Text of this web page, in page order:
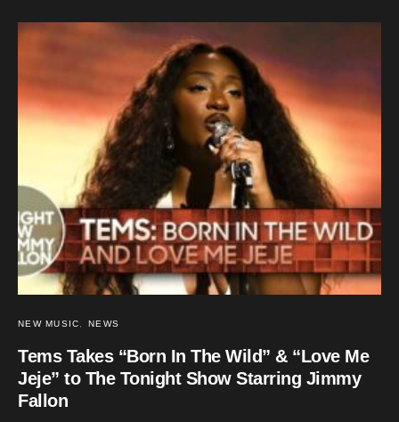
NEW MUSIC NEWS
Tems Takes “Born In The Wild” & “Love Me
Jeje” to The Tonight Show Starring Jimmy
Fallon